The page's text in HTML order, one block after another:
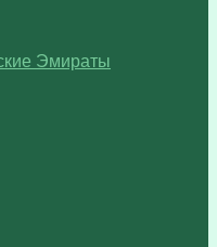
Эмираты